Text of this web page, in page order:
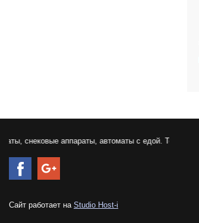
снековые аппараты, автоматы с едой. Торговое
Сайт работает на Studio Host-i